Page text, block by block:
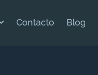
Contacto Blog